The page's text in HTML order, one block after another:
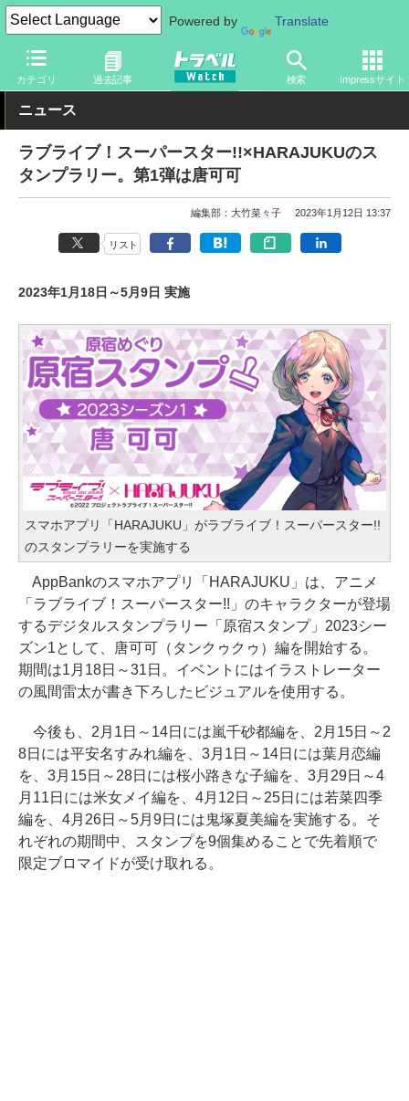
Powered by Translate
カテゴリ 過去記事 検索 Impressサイト
トラベル Watch 地域 国内旅行 東京
ニュース
ラブライブ！スーパースター!!×HARAJUKUのス
タンプラリー。第1弾は唐可可
編集部：大竹菜々子 2023年1月12日 13:37
リスト
2023年1月18日～5月9日 実施
スマホアプリ「HARAJUKU」がラブライブ！スーパースター!!
のスタンプラリーを実施する
AppBankのスマホアプリ「HARAJUKU」は、アニメ
「ラブライブ！スーパースター!!」のキャラクターが登場
するデジタルスタンプラリー「原宿スタンプ」2023シー
ズン1として、唐可可（タンクゥクゥ）編を開始する。
期間は1月18日～31日。イベントにはイラストレーター
の風間雷太が書き下ろしたビジュアルを使用する。
今後も、2月1日～14日には嵐千砂都編を、2月15日～2
8日には平安名すみれ編を、3月1日～14日には葉月恋編
を、3月15日～28日には桜小路きな子編を、3月29日～4
月11日には米女メイ編を、4月12日～25日には若菜四季
編を、4月26日～5月9日には鬼塚夏美編を実施する。そ
れぞれの期間中、スタンプを9個集めることで先着順で
限定ブロマイドが受け取れる。